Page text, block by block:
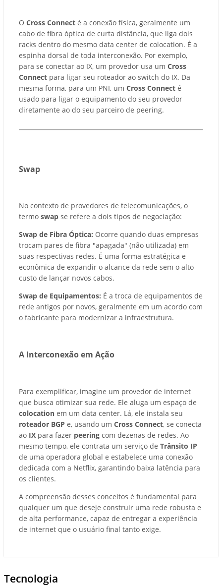
O Cross Connect é a conexão física, geralmente um
cabo de fibra óptica de curta distância, que liga dois
racks dentro do mesmo data center de colocation. É a
espinha dorsal de toda interconexão. Por exemplo,
para se conectar ao IX, um provedor usa um Cross
Connect para ligar seu roteador ao switch do IX. Da
mesma forma, para um PNI, um Cross Connect é
usado para ligar o equipamento do seu provedor
diretamente ao do seu parceiro de peering.
Swap
No contexto de provedores de telecomunicações, o
termo swap se refere a dois tipos de negociação:
Swap de Fibra Óptica: Ocorre quando duas empresas
trocam pares de fibra "apagada" (não utilizada) em
suas respectivas redes. É uma forma estratégica e
econômica de expandir o alcance da rede sem o alto
custo de lançar novos cabos.
Swap de Equipamentos: É a troca de equipamentos de
rede antigos por novos, geralmente em um acordo com
o fabricante para modernizar a infraestrutura.
A Interconexão em Ação
Para exemplificar, imagine um provedor de internet
que busca otimizar sua rede. Ele aluga um espaço de
colocation em um data center. Lá, ele instala seu
roteador BGP e, usando um Cross Connect, se conecta
ao IX para fazer peering com dezenas de redes. Ao
mesmo tempo, ele contrata um serviço de Trânsito IP
de uma operadora global e estabelece uma conexão
dedicada com a Netflix, garantindo baixa latência para
os clientes.
A compreensão desses conceitos é fundamental para
qualquer um que deseje construir uma rede robusta e
de alta performance, capaz de entregar a experiência
de internet que o usuário final tanto exige.
Tecnologia